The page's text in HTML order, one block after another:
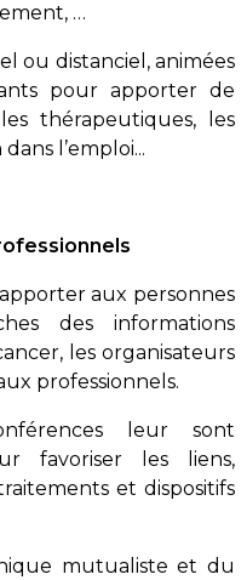
…
ou distanciel, animées
pour apporter de
thérapeutiques, les
l’emploi...
aux personnes
des informations
les organisateurs
professionnels.
leur sont
favoriser les liens,
et dispositifs
mutualiste et du